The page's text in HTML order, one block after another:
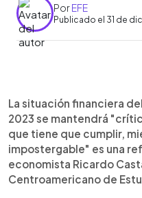
PorEFE
Publicado el 31 de
Escuchar artículo
La situación financiera
2023 se mantendrá
que tiene que cumplir,
impostergable" es una
economista Ricardo
Centroamericano de